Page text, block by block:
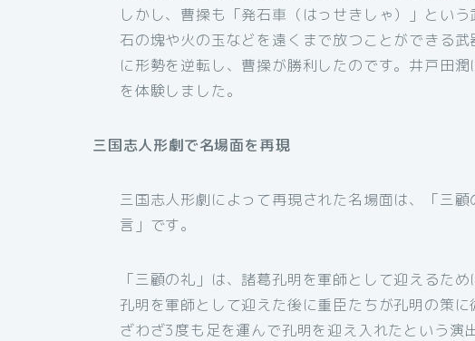
しかし、曹操も「発石車（はっせきしゃ）」とい
石の塊や火の玉などを遠くまで放つことができる
に形勢を逆転し、曹操が勝利したのです。井戸田
を体験しました。
三国志人形劇で名場面を再現
三国志人形劇によって再現された名場面は、「三
言」です。
「三顧の礼」は、諸葛孔明を軍師として迎えるた
孔明を軍師として迎えた後に重臣たちが孔明の策
ざわざ3度も足を運んで孔明を迎え入れたという演